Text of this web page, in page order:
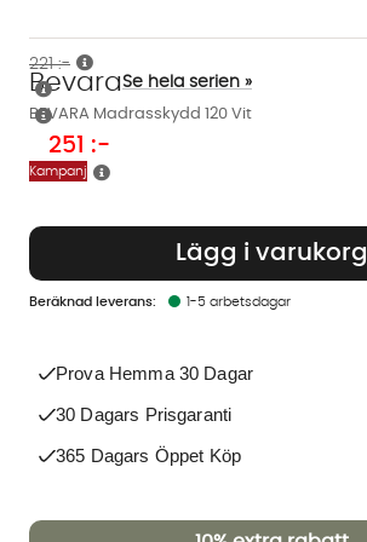
BEVARA Madrasskydd 120 Vit
Bevara Se hela serien »
251 :-
221 :-
Kampanj
Lägg i varukorg
1-5 arbetsdagar
Prova Hemma 30 Dagar
30 Dagars Prisgaranti
365 Dagars Öppet Köp